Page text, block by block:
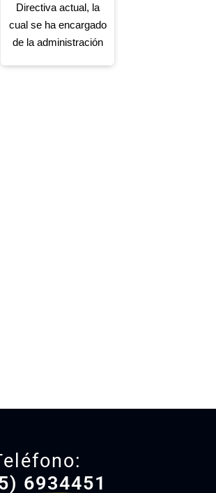
Directiva actual, la
cual se ha encargado
de la administración
6934451